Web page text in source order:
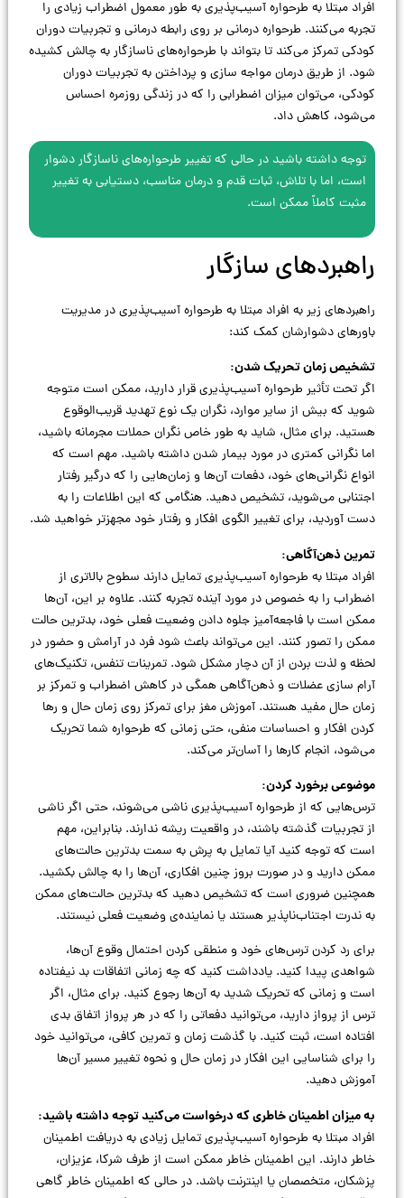
افراد مبتلا به طرحواره آسیب‌پذیری به طور معمول اضطراب زیادی را
تجربه می‌کنند. طرحواره درمانی بر روی رابطه درمانی و تجربیات دوران
کودکی تمرکز می‌کند تا بتواند با طرحواره‌های ناسازگار به چالش کشیده
شود. از طریق درمان مواجه سازی و پرداختن به تجربیات دوران
کودکی، می‌توان میزان اضطرابی را که در زندگی روزمره احساس
می‌شود، کاهش داد.
توجه داشته باشید در حالی که تغییر طرحواره‌های ناسازگار دشوار
است، اما با تلاش، ثبات قدم و درمان مناسب، دستیابی به تغییر
مثبت کاملاً ممکن است.
راهبردهای سازگار
راهبردهای زیر به افراد مبتلا به طرحواره آسیب‌پذیری در مدیریت
باورهای دشوارشان کمک کند:
تشخیص زمان تحریک شدن:
اگر تحت تأثیر طرحواره آسیب‌پذیری قرار دارید، ممکن است متوجه
شوید که بیش از سایر موارد، نگران یک نوع تهدید قریب‌الوقوع
هستید. برای مثال، شاید به طور خاص نگران حملات مجرمانه باشید،
اما نگرانی کمتری در مورد بیمار شدن داشته باشید. مهم است که
انواع نگرانی‌های خود، دفعات آن‌ها و زمان‌هایی را که درگیر رفتار
اجتنابی می‌شوید، تشخیص دهید. هنگامی که این اطلاعات را به
دست آوردید، برای تغییر الگوی افکار و رفتار خود مجهزتر خواهید شد.
تمرین ذهن‌آگاهی:
افراد مبتلا به طرحواره آسیب‌پذیری تمایل دارند سطوح بالاتری از
اضطراب را به خصوص در مورد آینده تجربه کنند. علاوه بر این، آن‌ها
ممکن است با فاجعه‌آمیز جلوه دادن وضعیت فعلی خود، بدترین حالت
ممکن را تصور کنند. این می‌تواند باعث شود فرد در آرامش و حضور در
لحظه و لذت بردن از آن دچار مشکل شود. تمرینات تنفس، تکنیک‌های
آرام سازی عضلات و ذهن‌آگاهی همگی در کاهش اضطراب و تمرکز بر
زمان حال مفید هستند. آموزش مغز برای تمرکز روی زمان حال و رها
کردن افکار و احساسات منفی، حتی زمانی که طرحواره شما تحریک
می‌شود، انجام کارها را آسان‌تر می‌کند.
موضوعی برخورد کردن:
ترس‌هایی که از طرحواره آسیب‌پذیری ناشی می‌شوند، حتی اگر ناشی
از تجربیات گذشته باشند، در واقعیت ریشه ندارند. بنابراین، مهم
است که توجه کنید آیا تمایل به پرش به سمت بدترین حالت‌های
ممکن دارید و در صورت بروز چنین افکاری، آن‌ها را به چالش بکشید.
همچنین ضروری است که تشخیص دهید که بدترین حالت‌های ممکن
به ندرت اجتناب‌ناپذیر هستند یا نماینده‌ی وضعیت فعلی نیستند.
برای رد کردن ترس‌های خود و منطقی کردن احتمال وقوع آن‌ها،
شواهدی پیدا کنید. یادداشت کنید که چه زمانی اتفاقات بد نیفتاده
است و زمانی که تحریک شدید به آن‌ها رجوع کنید. برای مثال، اگر
ترس از پرواز دارید، می‌توانید دفعاتی را که در هر پرواز اتفاق بدی
افتاده است، ثبت کنید. با گذشت زمان و تمرین کافی، می‌توانید خود
را برای شناسایی این افکار در زمان حال و نحوه تغییر مسیر آن‌ها
آموزش دهید.
به میزان اطمینان خاطری که درخواست می‌کنید توجه داشته باشید:
افراد مبتلا به طرحواره آسیب‌پذیری تمایل زیادی به دریافت اطمینان
خاطر دارند. این اطمینان خاطر ممکن است از طرف شرکا، عزیزان،
پزشکان، متخصصان یا اینترنت باشد. در حالی که اطمینان خاطر گاهی